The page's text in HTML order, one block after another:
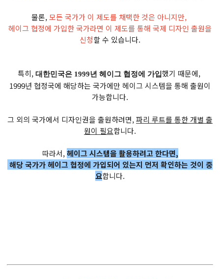
물론,모든 국가가 이 제도를 채택한 것은 아니지만,
헤이그 협정에 가입한 국가라면 이 제도를 통해 국제 디자인 출원을
신청할 수 있습니다.
특히, 대한민국은 1999년 헤이그 협정에 가입했기 때문에,
1999년 협정국에 해당하는 국가에만 헤이그 시스템을 통해 출원이
가능합니다.
그 외의 국가에서 디자인권을 출원하려면,파리 루트를 통한 개별 출
원이 필요합니다.
따라서,헤이그 시스템을 활용하려고 한다면,
해당 국가가 헤이그 협정에 가입되어 있는지 먼저 확인하는 것이 중
요합니다.